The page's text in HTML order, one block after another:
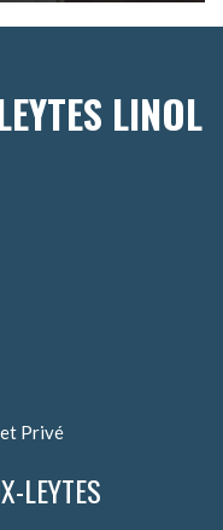
LINOL
Privé
LEYTES